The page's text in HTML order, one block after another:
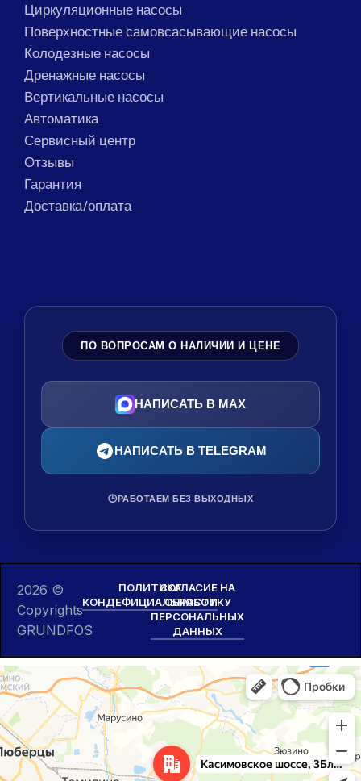
Циркуляционные насосы
Поверхностные самовсасывающие насосы
Колодезные насосы
Дренажные насосы
Вертикальные насосы
Автоматика
Сервисный центр
Отзывы
Гарантия
Доставка/оплата
ПО ВОПРОСАМ О НАЛИЧИИ И ЦЕНЕ
НАПИСАТЬ В MAX
НАПИСАТЬ В TELEGRAM
🕒РАБОТАЕМ БЕЗ ВЫХОДНЫХ
2026 ©
Copyrights
GRUNDFOS
ПОЛИТИКА
КОНДЕФИЦИАЛЬНОСТИ
СОГЛАСИЕ НА
ОБРАБОТКУ
ПЕРСОНАЛЬНЫХ
ДАННЫХ
Москва и Московская область
Касимовское шоссе, 3БлитВ — Яндекс Карты